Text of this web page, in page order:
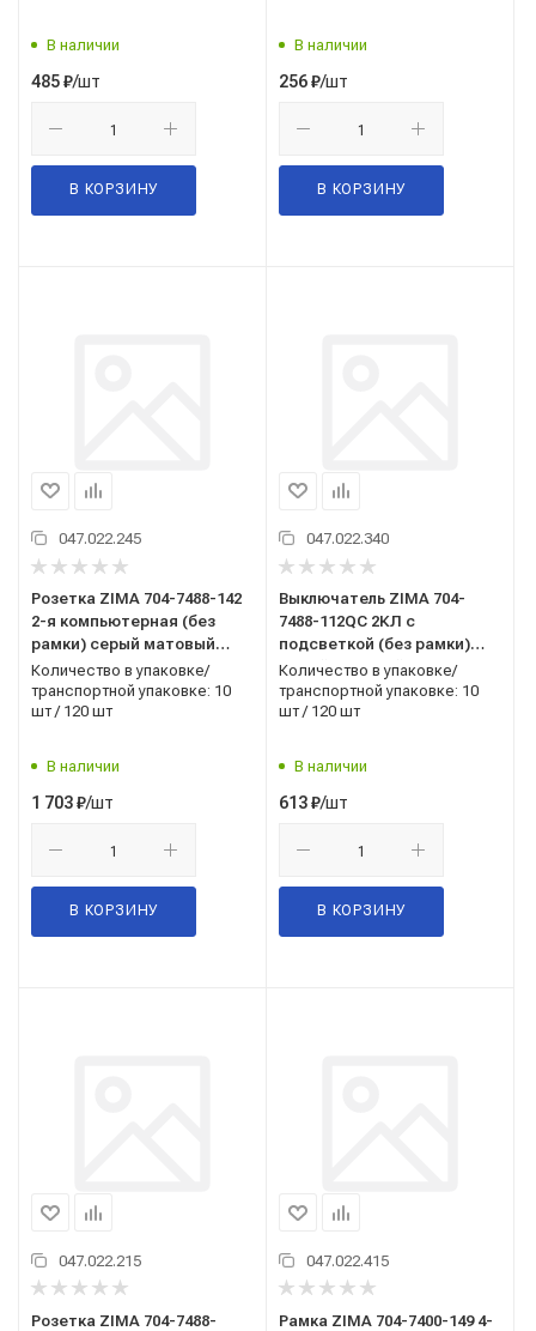
В наличии
485₽/шт
В КОРЗИНУ
В наличии
256₽/шт
В КОРЗИНУ
047.022.245
Розетка ZIMA 704-7488-142
2-я компьютерная (без
рамки) серый матовый
LEZARD
Количество в упаковке/
транспортной упаковке: 10
шт / 120 шт
В наличии
1 703₽/шт
В КОРЗИНУ
047.022.340
Выключатель ZIMA 704-
7488-112QC 2КЛ с
подсветкой (без рамки)
серый матовый LEZARD
Количество в упаковке/
транспортной упаковке: 10
шт / 120 шт
В наличии
613₽/шт
В КОРЗИНУ
047.022.215
Розетка ZIMA 704-7488-
047.022.415
Рамка ZIMA 704-7400-149 4-